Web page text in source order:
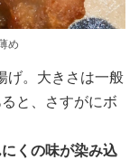
め
げ。大きさは一般
と、さすがにボ
くの味が染み込